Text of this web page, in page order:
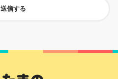
送信する